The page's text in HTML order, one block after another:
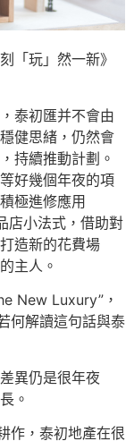
「玩」然一新》
泰初匯并不會由
健思緒，仍然會
持續推動計劃。
好幾個年夜的項
極進修應用
店小法式，借助對
造新的花費場
主人。
New Luxury”，
何解讀這句話與泰
異仍是很年夜
。
作，泰初地產在很